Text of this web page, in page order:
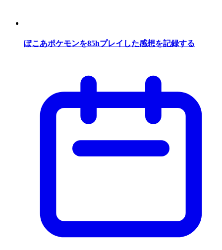
ぽこあポケモンを85hプレイした感想を記録する